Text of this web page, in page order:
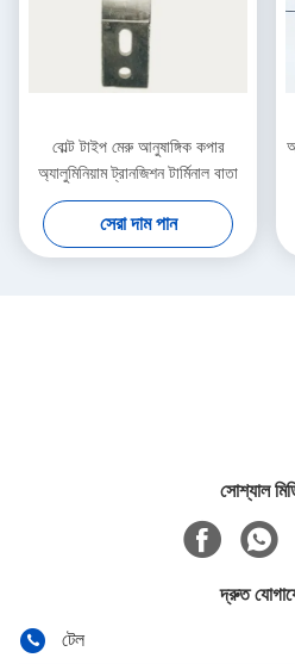
বোল্ট টাইপ মেরু আনুষাঙ্গিক কপার
অ্যালুমিনিয়াম ট্রানজিশন টার্মিনাল বাতা
সেরা দাম পান
সোশ্যাল
দ্রুত
টেল